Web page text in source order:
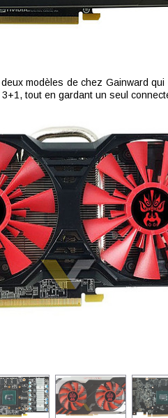
modèles de chez Gainward
tout en gardant un seul